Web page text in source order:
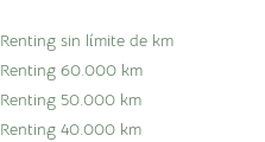
Renting sin límite de km
Renting 60.000 km
Renting 50.000 km
Renting 40.000 km